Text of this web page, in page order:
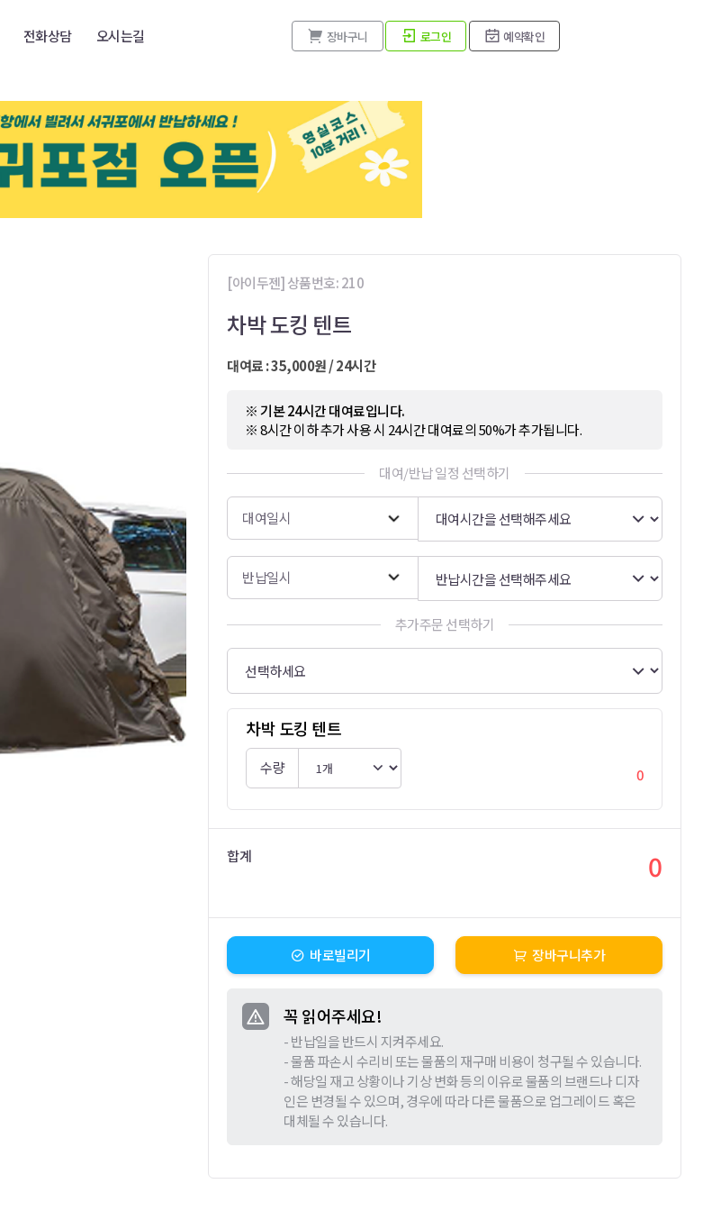
전화상담 오시는길 장바구니 로그인 예약확인
[아이두젠] 상품번호: 210
차박 도킹 텐트
대여료 : 35,000원 / 24시간
※ 기본 24시간 대여료입니다.
※ 8시간 이하 추가 사용 시 24시간 대여료의 50%가 추가됩니다.
대여/반납 일정 선택하기
대여일시
반납일시
추가주문 선택하기
차박 도킹 텐트
수량 0
합계 0
바로빌리기 장바구니추가
꼭 읽어주세요!
- 반납일을 반드시 지켜주세요.
- 물품 파손시 수리비 또는 물품의 재구매 비용이 청구될 수 있습니다.
- 해당일 재고 상황이나 기상 변화 등의 이유로 물품의 브랜드나 디자
인은 변경될 수 있으며, 경우에 따라 다른 물품으로 업그레이드 혹은
대체될 수 있습니다.